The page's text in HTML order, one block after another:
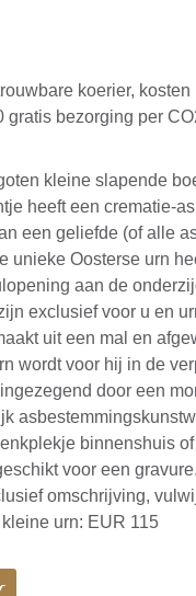
koerier, kosten
gratis bezorging per
kleine slapende
heeft een crematie-
een geliefde (of alle
unieke Oosterse urn
aan de
exclusief voor u en
uit een mal en
wordt voor hij in de
door een
binnenshuis
voor een
omschrijving,
urn: EUR 115